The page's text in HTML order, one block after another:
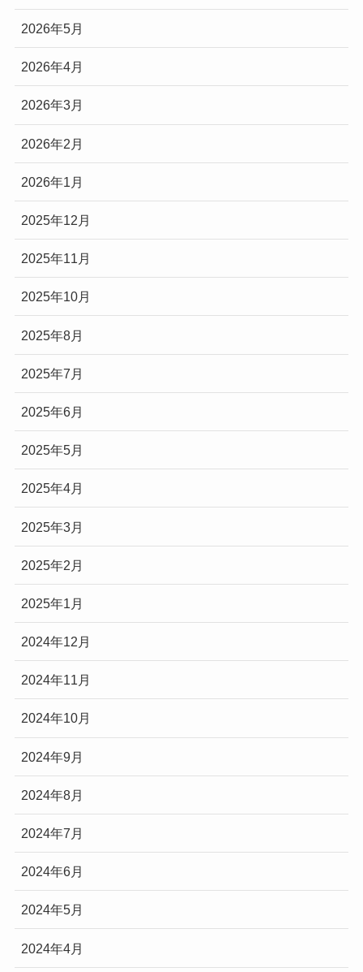
2026年5月
2026年4月
2026年3月
2026年2月
2026年1月
2025年12月
2025年11月
2025年10月
2025年8月
2025年7月
2025年6月
2025年5月
2025年4月
2025年3月
2025年2月
2025年1月
2024年12月
2024年11月
2024年10月
2024年9月
2024年8月
2024年7月
2024年6月
2024年5月
2024年4月